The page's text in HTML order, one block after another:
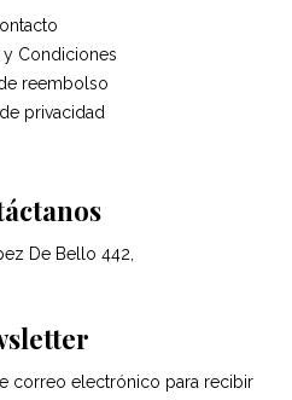
y Condiciones
reembolso
privacidad
De Bello 442,
correo electrónico para recibir